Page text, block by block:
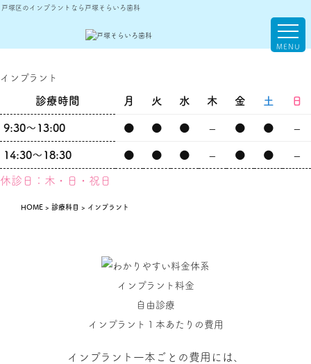
戸塚区のインプラントなら戸塚そらいろ歯科
インプラント
診療時間 月 火 水 木 金 土 日
9:30～13:00 ● ● ● – ● ● –
14:30～18:30 ● ● ● – ● ● –
休診日：木・日・祝日
HOME > 診療科目 > インプラント
インプラント料金
自由診療
インプラント１本あたりの費用
インプラント一本ごとの費用には、